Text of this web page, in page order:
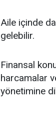
Aile içinde
gelebilir.
Finansal
harcamalar
yönetimine